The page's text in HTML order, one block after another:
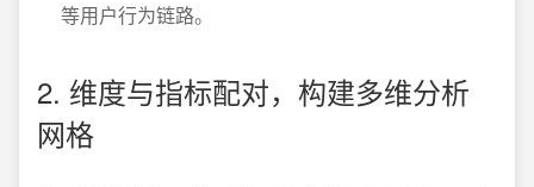
等用户行为链路。
2. 维度与指标配对，构建多维分析
网格